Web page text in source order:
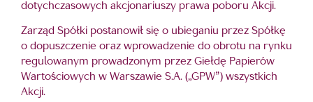
dotychczasowych akcjonariuszy prawa poboru Akcji.
Zarząd Spółki postanowił się o ubieganiu przez Spółkę
o dopuszczenie oraz wprowadzenie do obrotu na rynku
regulowanym prowadzonym przez Giełdę Papierów
Wartościowych w Warszawie S.A. („GPW”) wszystkich
Akcji.